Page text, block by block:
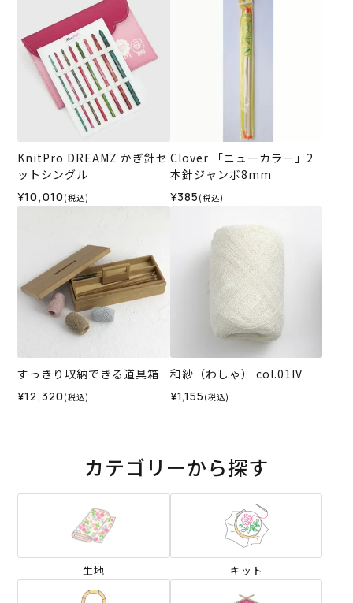
KnitPro DREAMZ かぎ針セ
ットシングル
¥10,010 (税込)
Clover 「ニューカラー」2
本針ジャンボ8mm
¥385 (税込)
すっきり収納できる道具箱
¥12,320 (税込)
和紗（わしゃ） col.01IV
¥1,155 (税込)
カテゴリーから探す
生地 キット